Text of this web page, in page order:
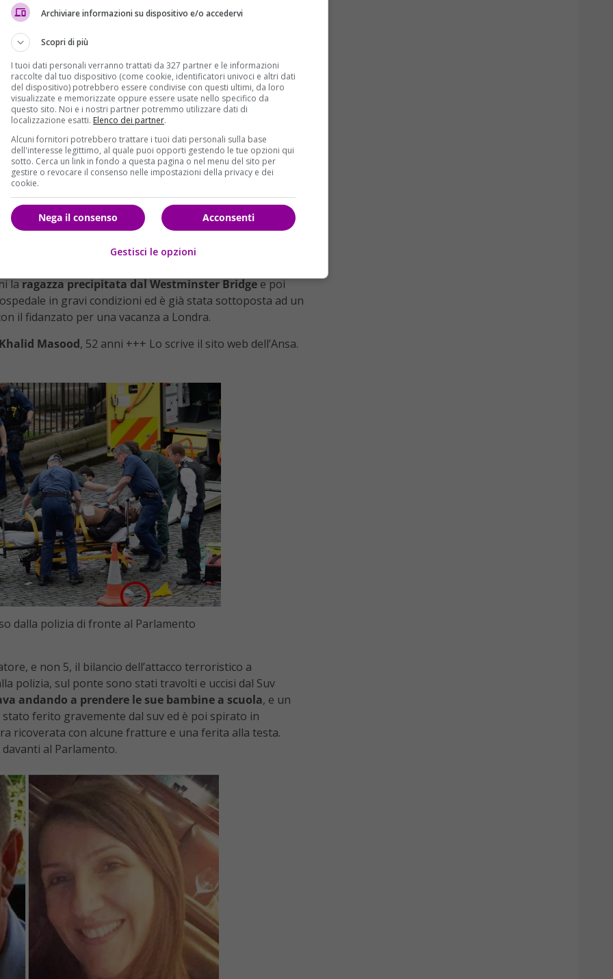
a 5
, con la morte di un 75enne ferito gravemente sul
ha compiuto altri due arresti, definiti “importanti” da
North West.
laragazza precipitata dal Westminster Bridgee poi
in gravi condizioni ed è già stata sottoposta ad un
il fidanzato per una vacanza a Londra.
Masood, 52 anni +++ Lo scrive il sito web dell’Ansa.
dalla polizia di fronte al Parlamento
e non 5, il bilancio dell’attacco terroristico a
polizia, sul ponte sono stati travolti e uccisi dal Suv
andando a prendere le sue bambine a scuola, e un
stato ferito gravemente dal suv ed è poi spirato in
ricoverata con alcune fratture e una ferita alla testa.
al Parlamento.
Archiviare informazioni su dispositivo e/o accedervi
Scopri di più
I tuoi dati personali verranno trattati da 327 partner e le informazioni
raccolte dal tuo dispositivo (come cookie, identificatori univoci e altri dati
del dispositivo) potrebbero essere condivise con questi ultimi, da loro
visualizzate e memorizzate oppure essere usate nello specifico da
questo sito. Noi e i nostri partner potremmo utilizzare dati di
localizzazione esatti. Elenco dei partner.
Alcuni fornitori potrebbero trattare i tuoi dati personali sulla base
dell'interesse legittimo, al quale puoi opporti gestendo le tue opzioni qui
sotto. Cerca un link in fondo a questa pagina o nel menu del sito per
gestire o revocare il consenso nelle impostazioni della privacy e dei
cookie.
Acconsenti
Nega il consenso
Gestisci le opzioni